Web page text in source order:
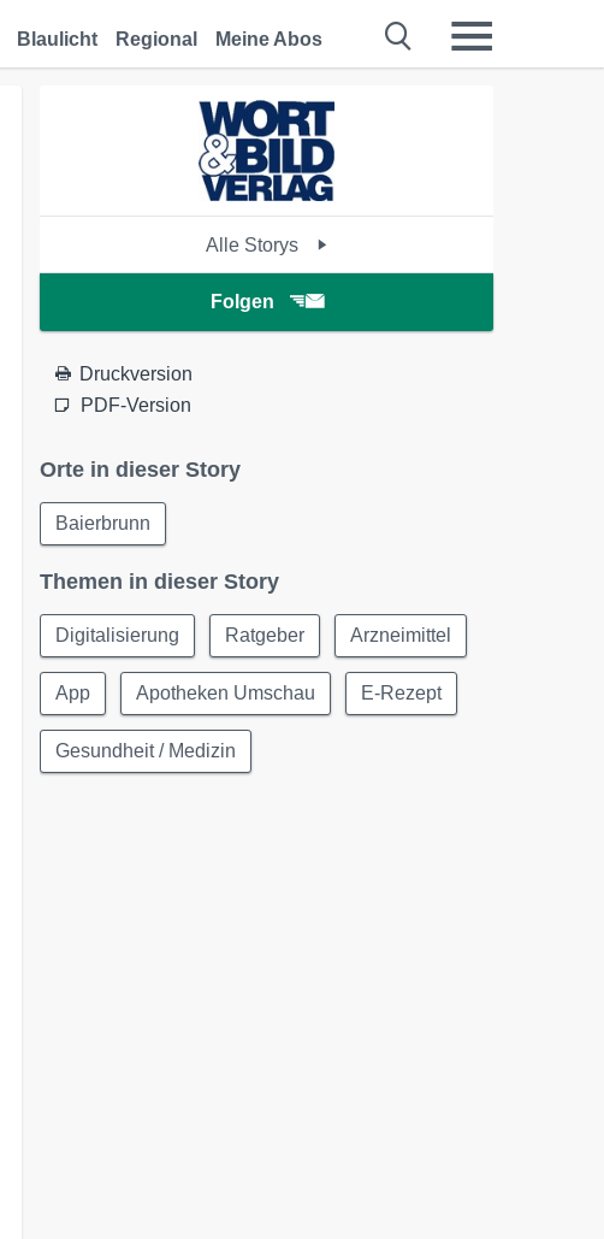
Blaulicht Regional Meine Abos
Alle Storys
Folgen
Druckversion
PDF-Version
Orte in dieser Story
Baierbrunn
Themen in dieser Story
Digitalisierung Ratgeber Arzneimittel
App Apotheken Umschau E-Rezept
Gesundheit / Medizin